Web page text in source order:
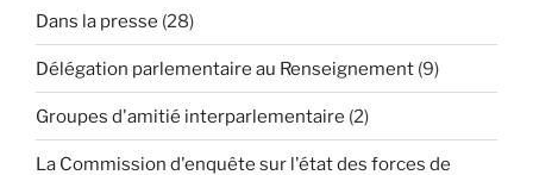
Dans la presse (28)
Délégation parlementaire au Renseignement (9)
Groupes d'amitié interparlementaire (2)
La Commission d'enquête sur l'état des forces de